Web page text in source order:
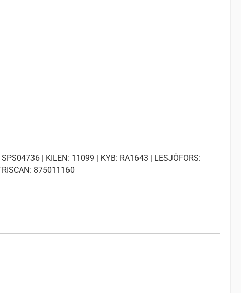
| KILEN: 11099 | KYB: RA1643 | LESJÖFORS:
875011160